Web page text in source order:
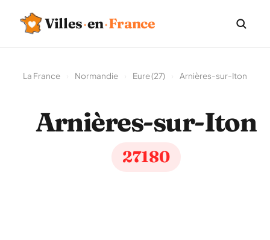
Villes·en·France
La France Normandie Eure (27) Arnières-sur-Iton
Arnières-sur-Iton
27180